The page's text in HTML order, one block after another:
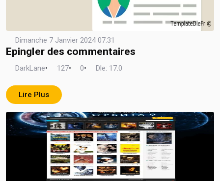
Dimanche 7 Janvier 2024 07:31
Epingler des commentaires
DarkLane• 127• 0• Dle: 17.0
Lire Plus